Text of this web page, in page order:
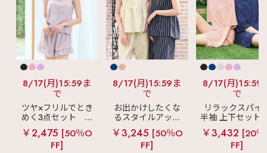
8/17(月)15:59ま
で
ツヤ×フリルでとき
めく3点セット
シ
ルキー ショートパ
ンツ 3点セット
￥2,475 [50％O
FF]
8/17(月)15:59ま
で
お出かけしたくな
るスタイルアップ
見え
ストライプ
フリル ロングパン
ツ 綿混 上下セット
￥3,245 [50％O
FF]
8/17(月)15:59
で
リラックスパイ
半袖 上下セット
女兼用サイズ)
￥3,432 [20
FF]